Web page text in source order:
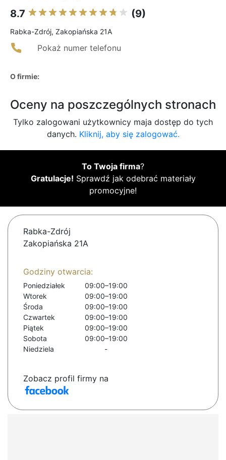
8.7 (9)
Rabka-Zdrój, Zakopiańska 21A
Pokaż numer telefonu
O firmie:
Oceny na poszczególnych stronach
Tylko zalogowani użytkownicy maja dostęp do tych
danych. Kliknij, aby się zalogować.
To Twoja firma?
Gratulacje! Sprawdź jak odebrać materiały
promocyjne!
Rabka-Zdrój
Zakopiańska 21A
Godziny otwarcia:
Poniedziałek
09:00–19:00
Wtorek
09:00–19:00
Środa
09:00–19:00
Czwartek
09:00–19:00
Piątek
09:00–19:00
Sobota
09:00–19:00
Niedziela
-
Zobacz profil firmy na